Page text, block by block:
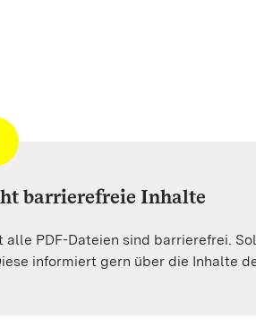
barrierefreie Inhalte
alle PDF-Dateien sind barrierefrei.
informiert gern über die Inhalte